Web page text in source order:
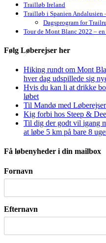
Trailløb Ireland
Trailløb i Spanien Andalusien
Dagsprogram for
Tour de Mont Blanc 2022 –
Følg Løberejser her
Hiking rundt om Mont
hver dag udspillede sig
Hvis du kan li at drikke
løbet
Til Mandø med
Kig forbi hos Steep &
Til dig der godt vil igang
at løbe 5 km på bare 8
Få løbenyheder i din mailbox
Fornavn
Efternavn